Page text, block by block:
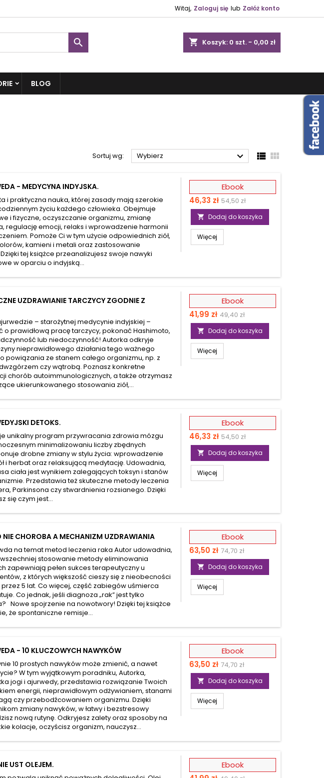
Witaj, Zaloguj się lub Załóż konto
shopping_cart Koszyk: 0 szt. - 0,00 zł

BLOG
Sortuj wg: Wybierz   
- MEDYCYNA INDYJSKA.
i praktyczna nauka, której zasady mają szerokie
życiu każdego człowieka. Obejmuje
i fizyczne, oczyszczanie organizmu, zmianę
regulację emocji, relaks i wprowadzenie harmonii
Pomoże Ci w tym użycie odpowiednich ziół,
kamieni i metali oraz zastosowanie
tej książce przeanalizujesz swoje nawyki
w oparciu o indyjską...
Ebook
Cena
46,33 zł Cena
podstawowa
54,50 zł
 Dodaj do koszyka
Więcej
UZDRAWIANIE TARCZYCY ZGODNIE Z
– starożytnej medycynie indyjskiej –
o prawidłową pracę tarczycy, pokonać Hashimoto,
lub niedoczynność! Autorka odkryje
nieprawidłowego działania tego ważnego
powiązania ze stanem całego organizmu, np. z
czy wątrobą. Poznasz konkretne
chorób autoimmunologicznych, a także otrzymasz
ukierunkowanego stosowania ziół,...
Ebook
Cena
41,99 zł Cena
podstawowa
49,40 zł
 Dodaj do koszyka
Więcej
DETOKS.
unikalny program przywracania zdrowia mózgu
minimalizowaniu liczby zbędnych
drobne zmiany w stylu życia: wprowadzenie
i herbat oraz relaksującą medytację. Udowadnia,
ciała jest wynikiem zalegających toksyn i stanów
Przedstawia też skuteczne metody leczenia
Parkinsona czy stwardnienia rozsianego. Dzięki
się czym jest...
Ebook
Cena
46,33 zł Cena
podstawowa
54,50 zł
 Dodaj do koszyka
Więcej
NIE CHOROBA A MECHANIZM UZDRAWIANIA
na temat metod leczenia raka Autor udowadnia,
stosowanie metody eliminowania
zapewniają pełen sukces terapeutyczny u
z których większość cieszy się z nieobecności
przez 5 lat. Co więcej, część zabiegów uśmierca
Co jednak, jeśli diagnoza „rak” jest tylko
Nowe spojrzenie na nowotwory! Dzięki tej książce
że spontaniczne remisje...
Ebook
Cena
63,50 zł Cena
podstawowa
74,70 zł
 Dodaj do koszyka
Więcej
- 10 KLUCZOWYCH NAWYKÓW
10 prostych nawyków może zmienić, a nawet
W tym wyjątkowym poradniku, Autorka,
jogi i ajurwedy, przedstawia rozwiązanie Twoich
energii, nieprawidłowym odżywianiem, stanami
czy przebodźcowaniem organizmu. Dzięki
zmiany nawyków, w łatwy i bezstresowy
nową rutynę. Odkryjesz zalety oraz sposoby na
kolacje, oczyścisz organizm, nauczysz...
Ebook
Cena
63,50 zł Cena
podstawowa
74,70 zł
 Dodaj do koszyka
Więcej
UST OLEJEM.
Ebook